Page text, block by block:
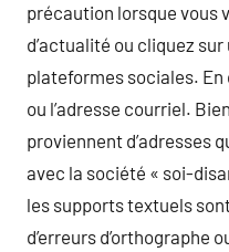
précaution lorsque vous
d’actualité ou cliquez
plateformes sociales. En
ou l’adresse courriel.
proviennent d’adresses
avec la société « soi-
les supports textuels
d’erreurs d’orthographe